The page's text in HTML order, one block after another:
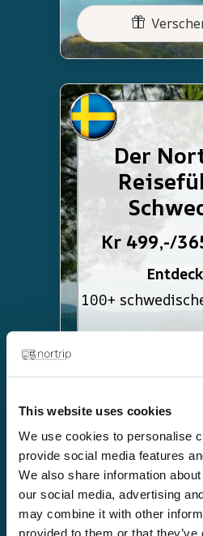
This website uses cookies
We use cookies to personalise
provide social media features
We also share information
our social media, advertising
may combine it with other
Der
Kr 499,-/
100+